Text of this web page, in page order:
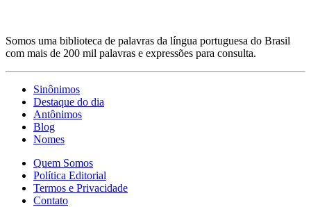
Somos uma biblioteca de palavras da língua portuguesa do Brasil
com mais de 200 mil palavras e expressões para consulta.
Sinônimos
Destaque do dia
Antônimos
Blog
Nomes
Quem Somos
Política Editorial
Termos e Privacidade
Contato